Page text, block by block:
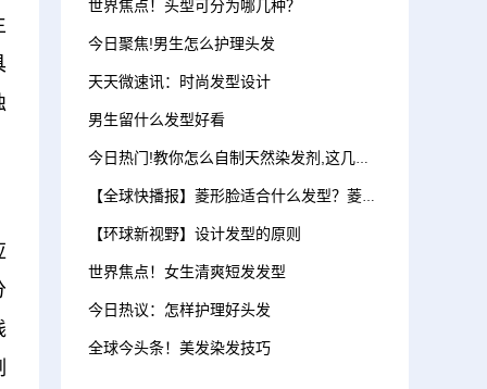
世界焦点！头型可分为哪几种？
今日聚焦!男生怎么护理头发
天天微速讯：时尚发型设计
男生留什么发型好看
今日热门!教你怎么自制天然染发剂,这几种你试过了吗
【全球快播报】菱形脸适合什么发型？菱形脸超人气发型
【环球新视野】设计发型的原则
世界焦点！女生清爽短发发型
今日热议：怎样护理好头发
全球今头条！美发染发技巧